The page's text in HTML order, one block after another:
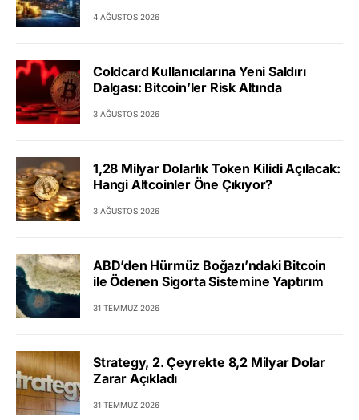
4 AĞUSTOS 2026
Coldcard Kullanıcılarına Yeni Saldırı
Dalgası: Bitcoin’ler Risk Altında
3 AĞUSTOS 2026
1,28 Milyar Dolarlık Token Kilidi Açılacak:
Hangi Altcoinler Öne Çıkıyor?
3 AĞUSTOS 2026
ABD’den Hürmüz Boğazı’ndaki Bitcoin
ile Ödenen Sigorta Sistemine Yaptırım
31 TEMMUZ 2026
Strategy, 2. Çeyrekte 8,2 Milyar Dolar
Zarar Açıkladı
31 TEMMUZ 2026